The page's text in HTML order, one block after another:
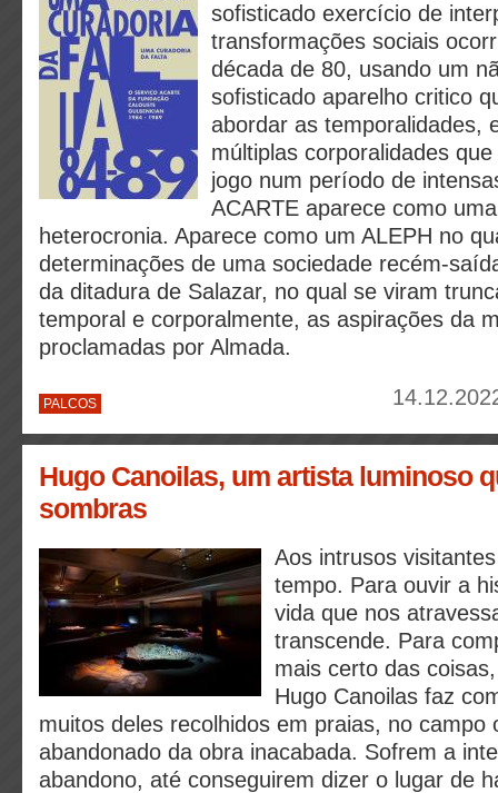
sofisticado exercício de
transformações sociais
década de 80, usando um
sofisticado aparelho critico
abordar as temporalidades,
múltiplas corporalidades
jogo num período de
ACARTE aparece como
heterocronia. Aparece como um ALEPH no
determinações de uma sociedade recém-
da ditadura de Salazar, no qual se viram
temporal e corporalmente, as aspirações da
proclamadas por Almada.
PALCOS
Hugo Canoilas, um artista luminoso
sombras
Aos intrusos
tempo. Para ouvir a
vida que nos
transcende. Para
mais certo das
Hugo Canoilas faz
muitos deles recolhidos em praias, no campo
abandonado da obra inacabada. Sofrem a
abandono, até conseguirem dizer o lugar de